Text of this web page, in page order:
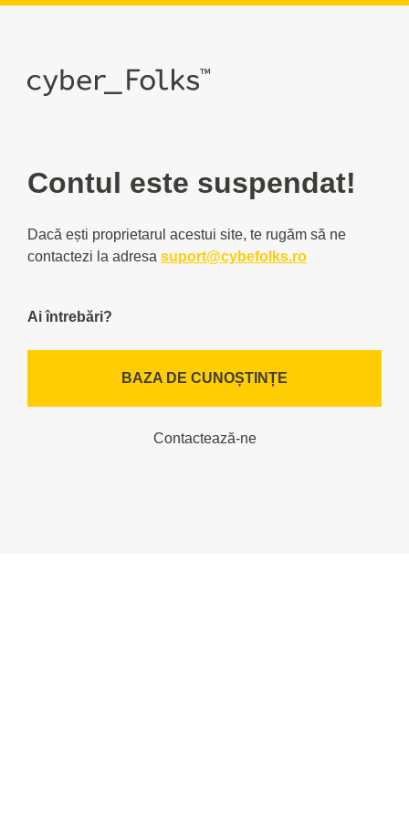
Contul este suspendat!
Dacă ești proprietarul acestui site, te rugăm să ne
contactezi la adresa suport@cybefolks.ro
Ai întrebări?
BAZA DE CUNOȘTINȚE
Contactează-ne